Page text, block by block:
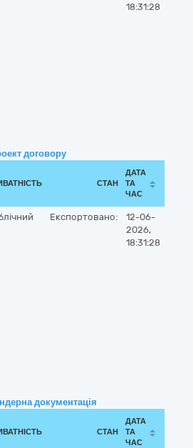
18:31:28
договору
СТАН
ДАТА
ТА
ЧАС
Експортовано:
12-06-
2026,
18:31:28
документація
СТАН
ДАТА
ТА
ЧАС